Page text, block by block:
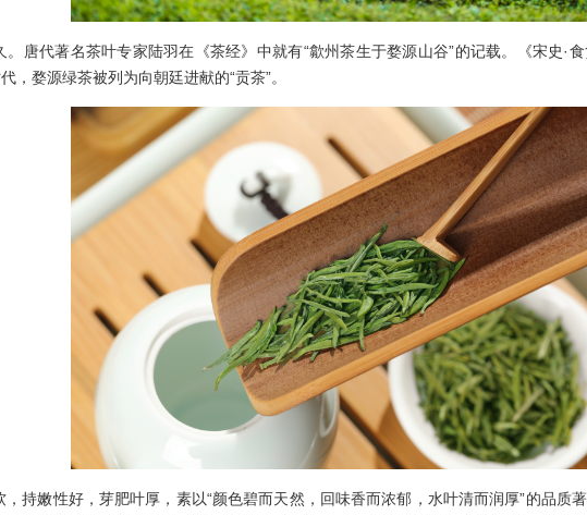
代著名茶叶专家陆羽在《茶经》中就有“歙州茶生于婺源山谷”的记载。《宋史·
，婺源绿茶被列为向朝廷进献的“贡茶”。
嫩性好，芽肥叶厚，素以“颜色碧而天然，回味香而浓郁，水叶清而润厚”的品质